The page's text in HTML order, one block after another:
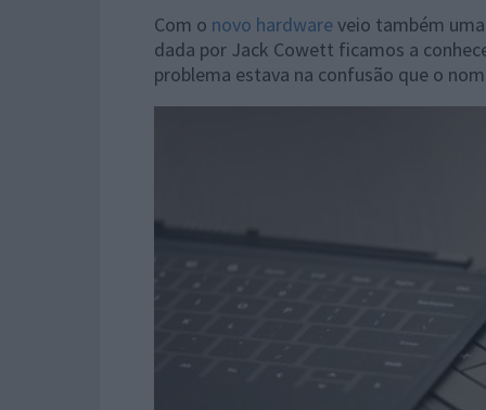
Com o novo hardwareveio também
dada por Jack Cowett ficamos a
problema estava na confusão que o